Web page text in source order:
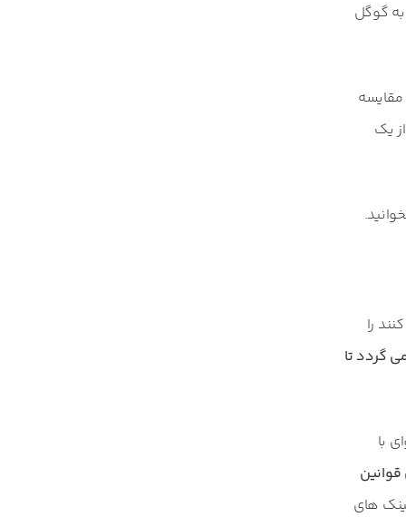
گوگل
مقایسه
یک
را
گردد تا
با
های